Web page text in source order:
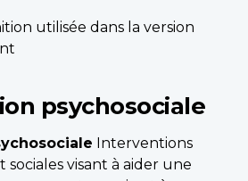
utilisée dans la version
psychosociale
Interventions
sociales visant à aider une